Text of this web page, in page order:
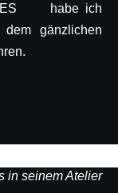
habe ich
gänzlichen
in seinem Atelier